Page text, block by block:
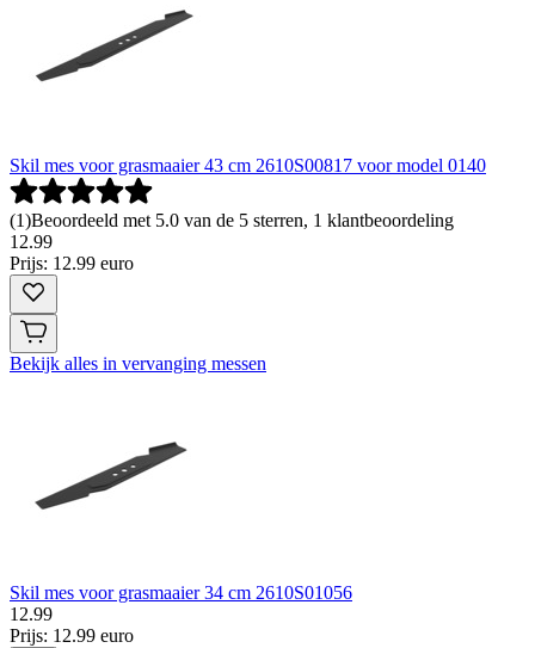
Skil mes voor grasmaaier 43 cm 2610S00817 voor model 0140
(1)Beoordeeld met 5.0 van de 5 sterren, 1 klantbeoordeling
12.99
Prijs: 12.99 euro
Bekijk alles in vervanging messen
Skil mes voor grasmaaier 34 cm 2610S01056
12.99
Prijs: 12.99 euro